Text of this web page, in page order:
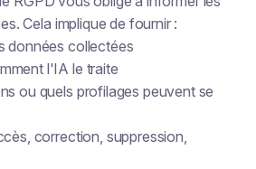
Cela implique de fournir :
données collectées
l'IA le traite
ou quels profilages peuvent se
correction, suppression,